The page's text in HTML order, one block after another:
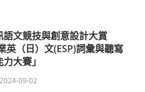
語文競技與創意設計大賞
（日）文(ESP)詞彙與聽寫
大賽」
2024-09-02